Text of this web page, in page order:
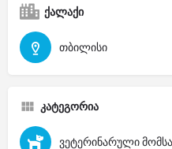
ქალაქი
თბილისი
კატეგორია
ვეტერინარული